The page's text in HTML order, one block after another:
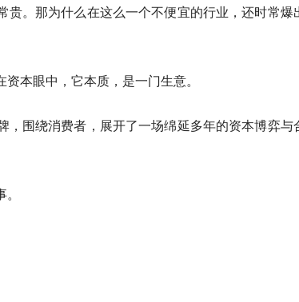
贵。那为什么在这么一个不便宜的行业，还时常爆
本眼中，它本质，是一门生意。
围绕消费者，展开了一场绵延多年的资本博弈与